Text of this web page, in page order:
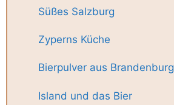
Süßes Salzburg
Zyperns Küche
Bierpulver aus Brandenburg
Island und das Bier